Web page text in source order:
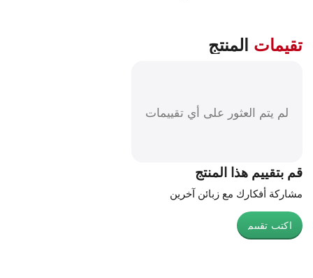
تقيمات المنتج
لم يتم العثور على أي تقييمات
قم بتقييم هذا المنتج
مشاركة أفكارك مع زبائن آخرين
اكتب تقييم